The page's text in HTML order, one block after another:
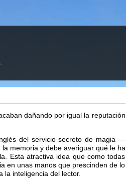
dañando por igual la reputación
del servicio secreto de magia —
memoria y debe averiguar qué le ha
Esta atractiva idea que como todas
en unas manos que prescinden de lo
la inteligencia del lector.